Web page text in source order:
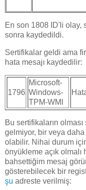
En son 1808 ID'li olay,
sonra kaydedildi.
Sertifikalar geldi ama
hata mesajı kaydedilir:
1796
Microsoft-
Windows-
TPM-WMI
Bu sertifikaların
gelmiyor, bir veya
olabilir. Nihai durum
önyükleme açık
bahsettiğim mesaj
gösterebilecek bir
şu adreste verilmiş: